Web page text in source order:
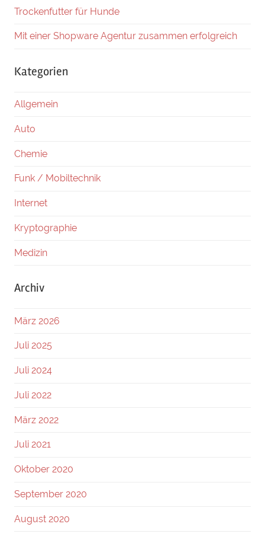
Trockenfutter für Hunde
Mit einer Shopware Agentur zusammen erfolgreich
Kategorien
Allgemein
Auto
Chemie
Funk / Mobiltechnik
Internet
Kryptographie
Medizin
Archiv
März 2026
Juli 2025
Juli 2024
Juli 2022
März 2022
Juli 2021
Oktober 2020
September 2020
August 2020